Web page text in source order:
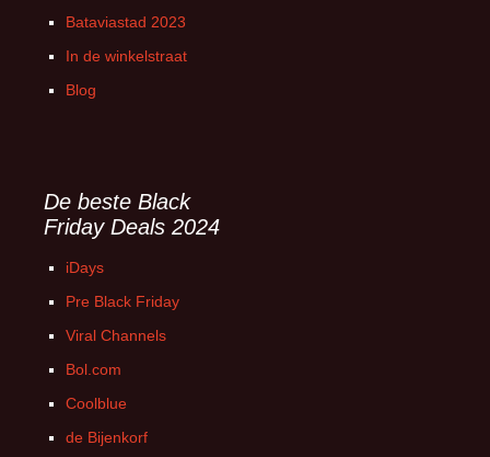
Bataviastad 2023
In de winkelstraat
Blog
De beste Black
Friday Deals 2024
iDays
Pre Black Friday
Viral Channels
Bol.com
Coolblue
de Bijenkorf